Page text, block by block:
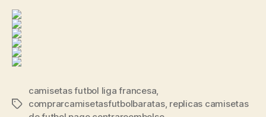
Etiquetas
camisetas futbol liga francesa,
comprarcamisetasfutbolbaratas, replicas camisetas